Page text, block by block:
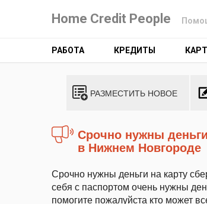
Home Credit People
РАБОТА КРЕДИТЫ
РАЗМЕСТИТЬ НОВОЕ
срочно нужны деньги в толг на погашение задолженности по квартире
в Нижнем Новгороде
Срочно нужны деньги на карту
себя с паспортом очень нужны
помогите пожалуйста кто может